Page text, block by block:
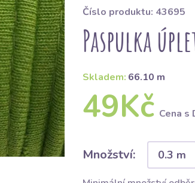
Číslo produktu: 43695
Paspulka
Skladem: 66.10 m
49Kč Cena s
Množství: 0.3 m